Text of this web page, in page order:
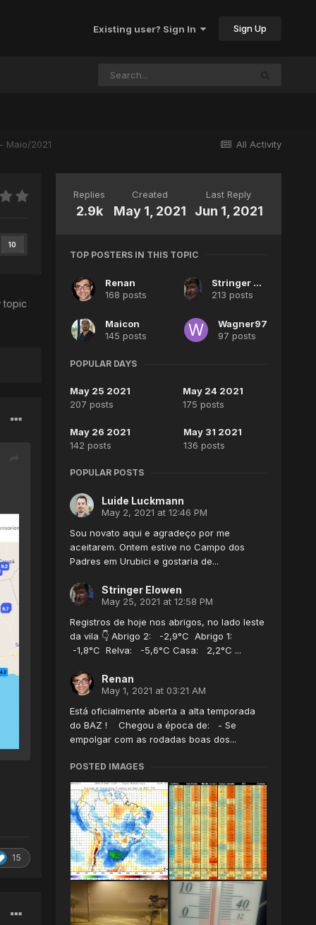
Existing user? Sign In Sign Up
All Activity
Maio/2021
10
topic
15
Replies
2.9k
Created
May 1, 2021
Last Reply
Jun 1, 2021
TOP POSTERS IN THIS TOPIC
Renan
168 posts
Stringer Elowen
213 posts
Maicon
145 posts
Wagner97
97 posts
POPULAR DAYS
May 25 2021
207 posts
May 24 2021
175 posts
May 26 2021
142 posts
May 31 2021
136 posts
POPULAR POSTS
Luide Luckmann
May 2, 2021 at 12:46 PM
Sou novato aqui e agradeço por me
aceitarem. Ontem estive no Campo dos
Padres em Urubici e gostaria de...
Stringer Elowen
May 25, 2021 at 12:58 PM
Registros de hoje nos abrigos, no lado leste
da vila 👇 Abrigo 2: -2,9°C Abrigo 1:
-1,8°C Relva: -5,6°C Casa: 2,2°C ...
Renan
May 1, 2021 at 03:21 AM
Está oficialmente aberta a alta temporada
do BAZ ! Chegou a época de: - Se
empolgar com as rodadas boas dos...
POSTED IMAGES